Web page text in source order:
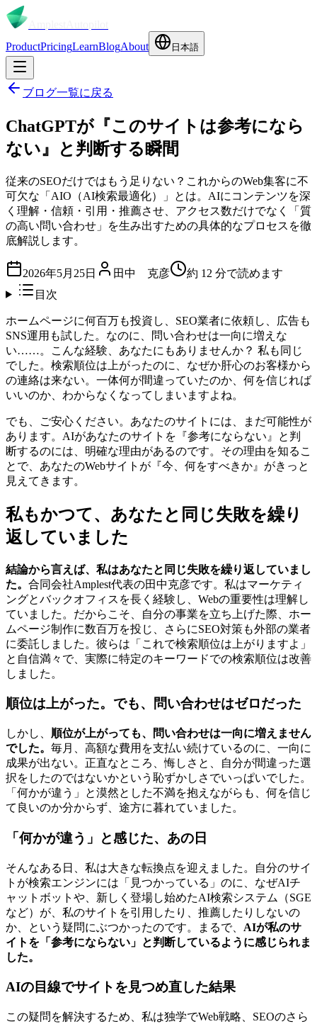
ProductPricingLearnBlogAbout 日本語
ブログ一覧に戻る
ChatGPTが『このサイトは参考になら
ない』と判断する瞬間
従来のSEOだけではもう足りない？これからのWeb集客に不
可欠な「AIO（AI検索最適化）」とは。AIにコンテンツを深
く理解・信頼・引用・推薦させ、アクセス数だけでなく「質
の高い問い合わせ」を生み出すための具体的なプロセスを徹
底解説します。
2026年5月25日 田中 克彦 約 12 分で読めます
目次
ホームページに何百万も投資し、SEO業者に依頼し、広告も
SNS運用も試した。なのに、問い合わせは一向に増えな
い……。こんな経験、あなたにもありませんか？ 私も同じ
でした。検索順位は上がったのに、なぜか肝心のお客様から
の連絡は来ない。一体何が間違っていたのか、何を信じれば
いいのか、わからなくなってしまいますよね。
でも、ご安心ください。あなたのサイトには、まだ可能性が
あります。AIがあなたのサイトを『参考にならない』と判
断するのには、明確な理由があるのです。その理由を知るこ
とで、あなたのWebサイトが『今、何をすべきか』がきっと
見えてきます。
私もかつて、あなたと同じ失敗を繰り
返していました
結論から言えば、私はあなたと同じ失敗を繰り返していまし
た。 合同会社Amplest代表の田中克彦です。私はマーケティ
ングとバックオフィスを長く経験し、Webの重要性は理解し
ていました。だからこそ、自分の事業を立ち上げた際、ホー
ムページ制作に数百万を投じ、さらにSEO対策も外部の業者
に委託しました。彼らは「これで検索順位は上がりますよ」
と自信満々で、実際に特定のキーワードでの検索順位は改善
しました。
順位は上がった。でも、問い合わせはゼロだった
しかし、 順位が上がっても、問い合わせは一向に増えません
でした。 毎月、高額な費用を支払い続けているのに、一向に
成果が出ない。正直なところ、悔しさと、自分が間違った選
択をしたのではないかという恥ずかしさでいっぱいでした。
「何かが違う」と漠然とした不満を抱えながらも、何を信じ
て良いのか分からず、途方に暮れていました。
「何かが違う」と感じた、あの日
そんなある日、私は大きな転換点を迎えました。自分のサイ
トが検索エンジンには「見つかっている」のに、なぜAIチ
ャットボットや、新しく登場し始めたAI検索システム（SGE
など）が、私のサイトを引用したり、推薦したりしないの
か、という疑問にぶつかったのです。まるで、 AIが私のサ
イトを「参考にならない」と判断しているように感じられま
した。
AIの目線でサイトを見つめ直した結果
この疑問を解決するため、私は独学でWeb戦略、SEOのさら